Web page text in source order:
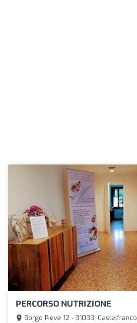
PERCORSO NUTRIZIONE
Borgo Pieve 12 - 31033,